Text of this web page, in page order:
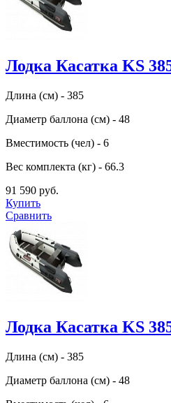
Лодка Касатка KS
Длина (см) - 385
Диаметр баллона (см) - 48
Вместимость (чел) - 6
Вес комплекта (кг) - 66.3
91 590 руб.
Купить
Сравнить
Лодка Касатка KS
Длина (см) - 385
Диаметр баллона (см) - 48